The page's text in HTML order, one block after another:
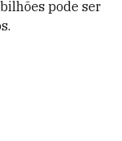
pode ser